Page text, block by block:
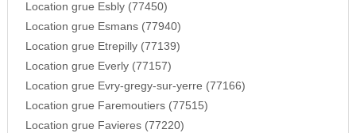
Location grue Esbly (77450)
Location grue Esmans (77940)
Location grue Etrepilly (77139)
Location grue Everly (77157)
Location grue Evry-gregy-sur-yerre (77166)
Location grue Faremoutiers (77515)
Location grue Favieres (77220)